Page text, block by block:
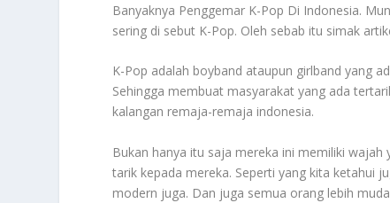
Banyaknya Penggemar K-Pop Di Indonesia.
sering di sebut K-Pop. Oleh sebab itu simak
K-Pop adalah boyband ataupun girlband yang
Sehingga membuat masyarakat yang ada
kalangan remaja-remaja indonesia.
Bukan hanya itu saja mereka ini memiliki
tarik kepada mereka. Seperti yang kita ketahui
modern juga. Dan juga semua orang lebih